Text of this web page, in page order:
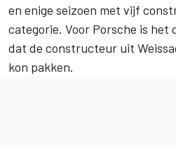
en enige seizoen met vijf
categorie. Voor Porsche is het
dat de constructeur uit
kon pakken.